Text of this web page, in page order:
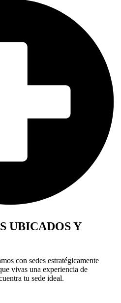
UBICADOS Y
con sedes estratégicamente
vivas una experiencia de
tu sede ideal.